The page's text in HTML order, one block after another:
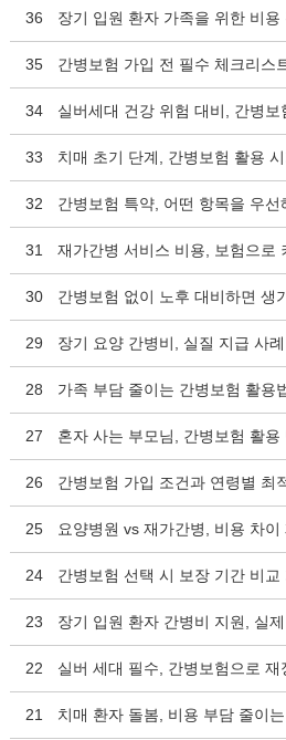
36 장기 입원 환자 가족을 위한 비용
35 간병보험 가입 전 필수 체크리스
34 실버세대 건강 위험 대비, 간병보
33 치매 초기 단계, 간병보험 활용
32 간병보험 특약, 어떤 항목을 우선
31 재가간병 서비스 비용, 보험으로
30 간병보험 없이 노후 대비하면 생
29 장기 요양 간병비, 실질 지급 사
28 가족 부담 줄이는 간병보험 활용
27 혼자 사는 부모님, 간병보험 활용
26 간병보험 가입 조건과 연령별 최
25 요양병원 vs 재가간병, 비용 차이
24 간병보험 선택 시 보장 기간 비교
23 장기 입원 환자 간병비 지원, 실
22 실버 세대 필수, 간병보험으로 재
21 치매 환자 돌봄, 비용 부담 줄이